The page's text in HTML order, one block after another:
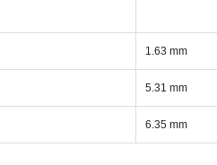
1.63 mm
5.31 mm
6.35 mm